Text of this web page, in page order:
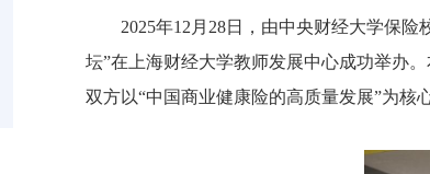
2025年12月28日，由中央财经大学保
坛”在上海财经大学教师发展中心成功举办
双方以“中国商业健康险的高质量发展”为核